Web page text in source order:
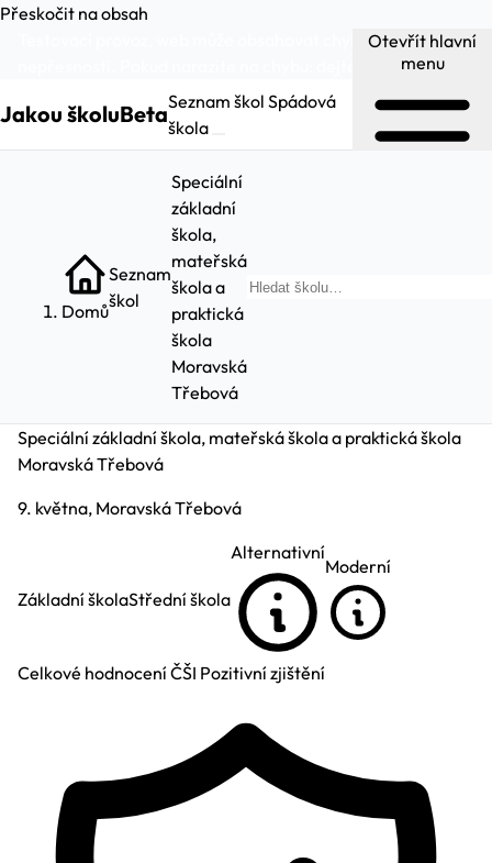
Přeskočit na obsah
Testovací provoz, web může obsahovat chyby a
dejte nám vědět.
Jakou školuBetaSeznam škol Spádová
škola
Otevřít hlavní
menu
Domů
Seznam
škol
Speciální
základní
škola,
mateřská
škola a
praktická
škola
Moravská
Třebová
Speciální základní škola, mateřská škola a praktická škola
Moravská Třebová
9. května, Moravská Třebová
Základní školaStřední škola
Alternativní
Moderní
Celkové hodnocení ČŠI Pozitivní zjištění